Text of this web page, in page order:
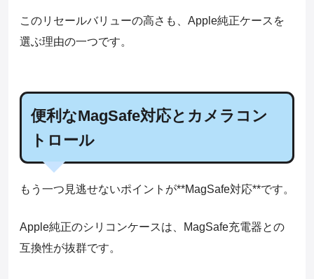
このリセールバリューの高さも、Apple純正ケースを
選ぶ理由の一つです。
便利なMagSafe対応とカメラコン
トロール
もう一つ見逃せないポイントが**MagSafe対応**です。
Apple純正のシリコンケースは、MagSafe充電器との
互換性が抜群です。